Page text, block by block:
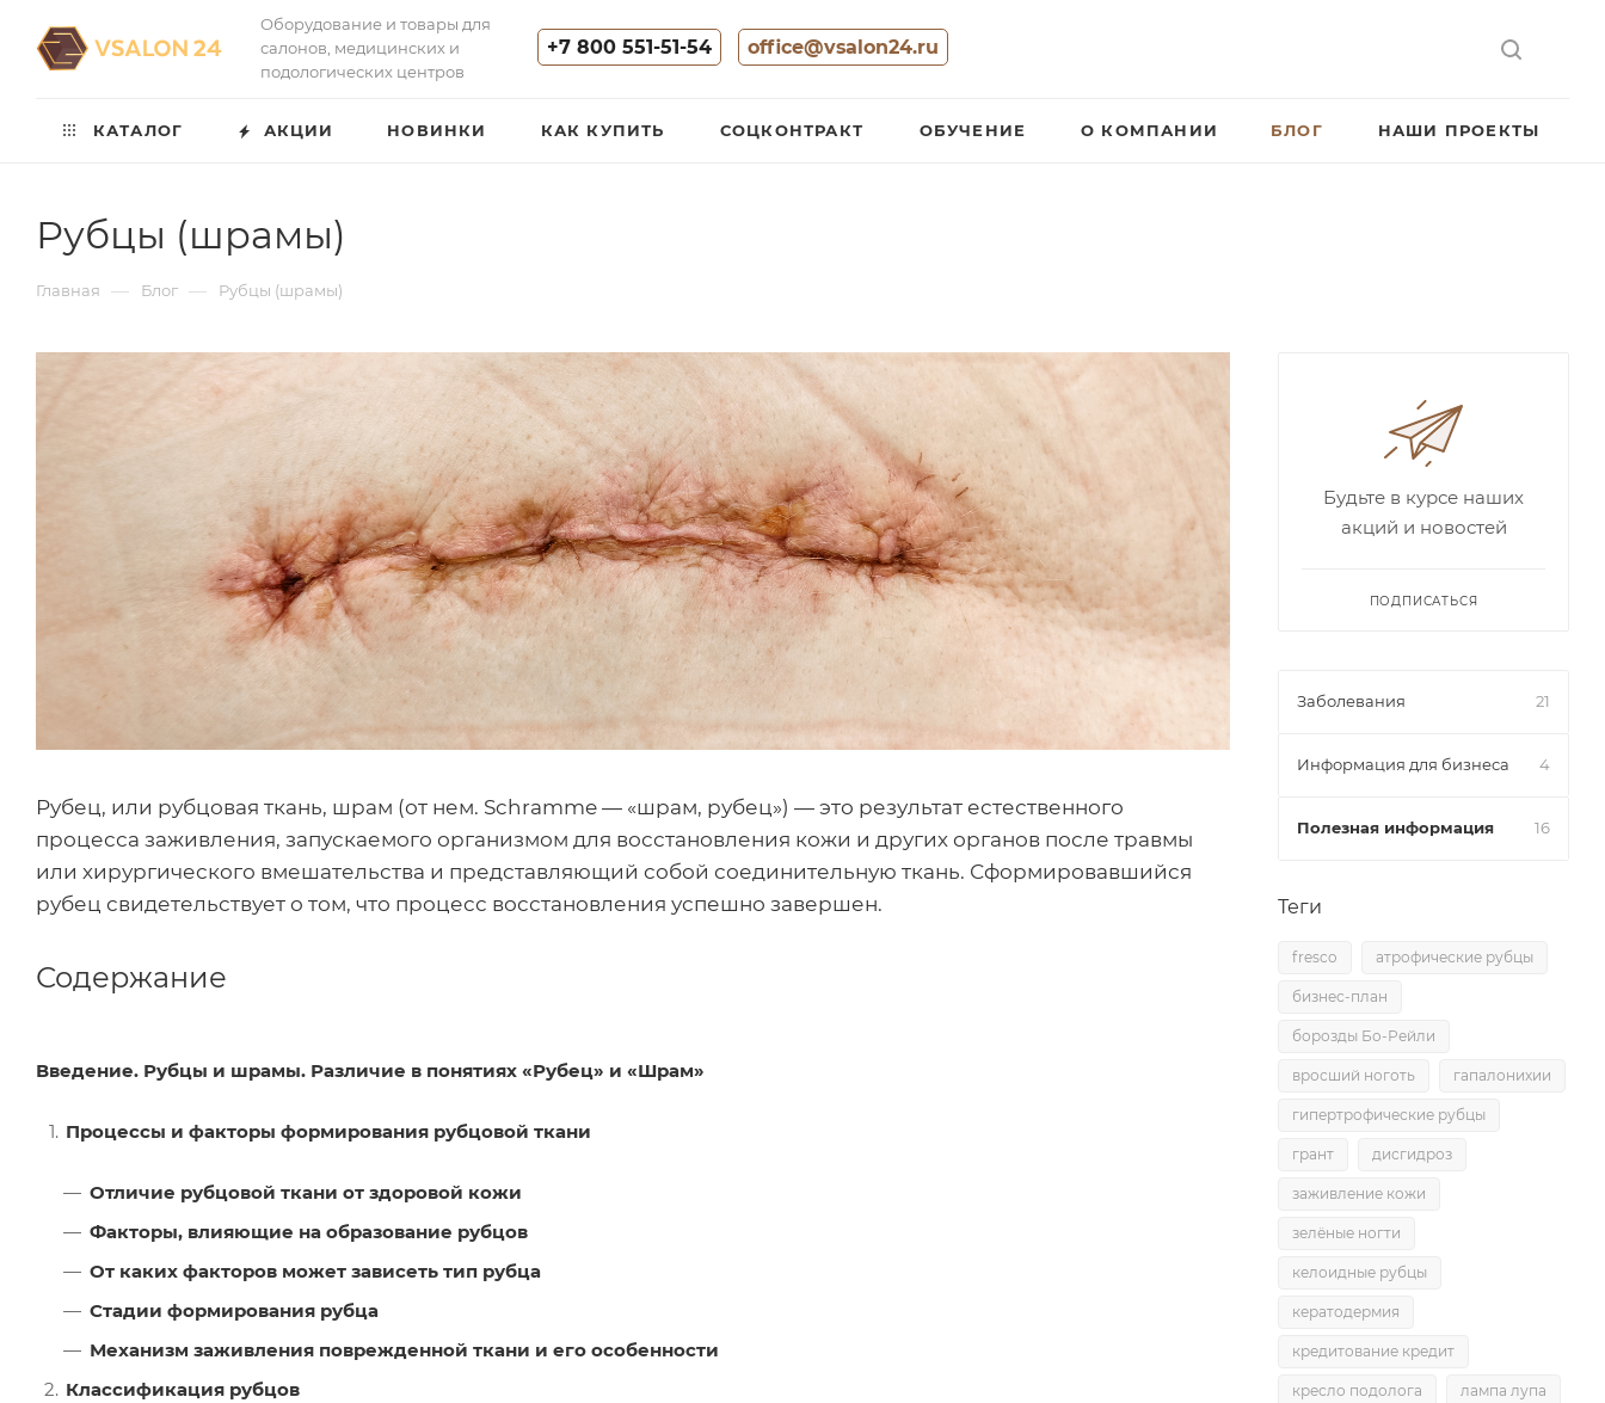
Оборудование и товары для
салонов, медицинских и
подологических центров
+7 800 551-51-54 office@vsalon24.ru
КАТАЛОГ АКЦИИ НОВИНКИ КАК КУПИТЬ СОЦКОНТРАКТ ОБУЧЕНИЕ О КОМПАНИИ БЛОГ НАШИ ПРОЕКТЫ
Рубцы (шрамы)
Главная — Блог — Рубцы (шрамы)
Рубец, или рубцовая ткань, шрам (от нем. Schramme — «шрам, рубец») — это результат естественного
процесса заживления, запускаемого организмом для восстановления кожи и других органов после травмы
или хирургического вмешательства и представляющий собой соединительную ткань. Сформировавшийся
рубец свидетельствует о том, что процесс восстановления успешно завершен.
Содержание
Введение. Рубцы и шрамы. Различие в понятиях «Рубец» и «Шрам»
Процессы и факторы формирования рубцовой ткани
Отличие рубцовой ткани от здоровой кожи
Факторы, влияющие на образование рубцов
От каких факторов может зависеть тип рубца
Стадии формирования рубца
Механизм заживления поврежденной ткани и его особенности
Классификация рубцов
Будьте в курсе наших
акций и новостей
ПОДПИСАТЬСЯ
Заболевания 21
Информация для бизнеса 4
Полезная информация 16
Теги
fresco атрофические рубцы
бизнес-план
борозды Бо-Рейли
вросший ноготь гапалонихии
гипертрофические рубцы
грант дисгидроз
заживление кожи
зелёные ногти
келоидные рубцы
кератодермия
кредитование кредит
кресло подолога лампа лупа